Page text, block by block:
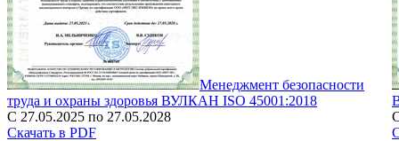
Менеджмент безопасности
труда и охраны здоровья ВУЛКАН ISO 45001:2018
С 27.05.2025 по 27.05.2028
Скачать в PDF